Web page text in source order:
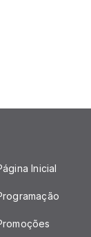
Inicial